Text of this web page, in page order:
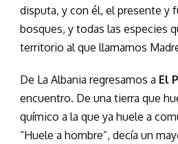
disputa, y con él, el presente y
bosques, y todas las especies
territorio al que llamamos
De La Albania regresamos a El
encuentro. De una tierra que
químico a la que ya huele a
“Huele a hombre”, decía un